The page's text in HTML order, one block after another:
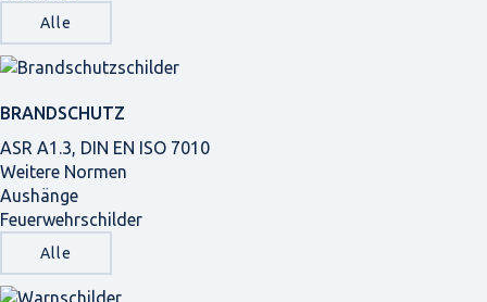
Alle
BRANDSCHUTZ
ASR A1.3, DIN EN ISO 7010
Weitere Normen
Aushänge
Feuerwehrschilder
Alle